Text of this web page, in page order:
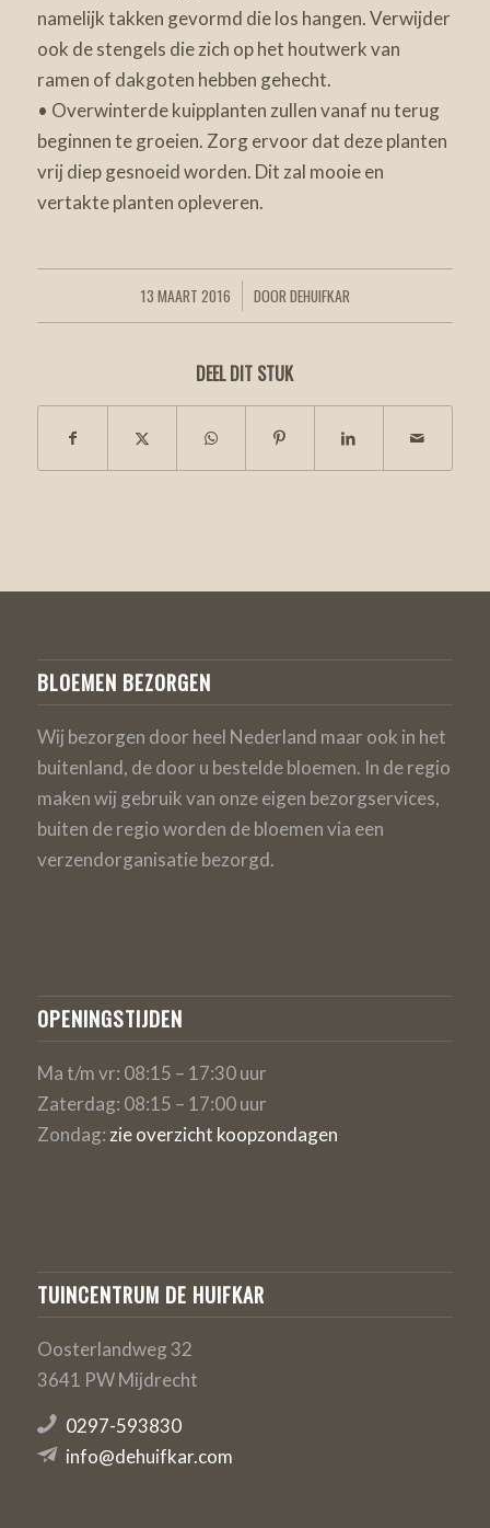
namelijk takken gevormd die los hangen. Verwijder
ook de stengels die zich op het houtwerk van
ramen of dakgoten hebben gehecht.
• Overwinterde kuipplanten zullen vanaf nu terug
beginnen te groeien. Zorg ervoor dat deze planten
vrij diep gesnoeid worden. Dit zal mooie en
vertakte planten opleveren.
13 MAART 2016
/ DOOR DEHUIFKAR
DEEL DIT STUK
BLOEMEN BEZORGEN
Wij bezorgen door heel Nederland maar ook in het
buitenland, de door u bestelde bloemen. In de regio
maken wij gebruik van onze eigen bezorgservices,
buiten de regio worden de bloemen via een
verzendorganisatie bezorgd.
OPENINGSTIJDEN
Ma t/m vr: 08:15 – 17:30 uur
Zaterdag: 08:15 – 17:00 uur
Zondag: zie overzicht koopzondagen
TUINCENTRUM DE HUIFKAR
Oosterlandweg 32
3641 PW Mijdrecht
0297-593830
info@dehuifkar.com